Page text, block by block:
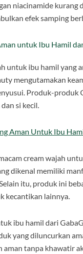
niacinamide kurang
efek samping
untuk Ibu Hamil
untuk ibu hamil
mengutamakan
Produk-
si kecil.
Aman Untuk Ibu
cream wajah
dikenal memiliki
itu, produk ini
kecantikan lainnya.
ibu hamil dari
yang diluncurkan
tanpa khawatir